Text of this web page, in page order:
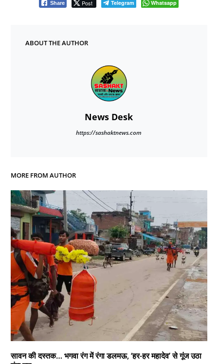
Share Post Telegram Whatsapp
ABOUT THE AUTHOR
News Desk
https://sashaktnews.com
MORE FROM AUTHOR
सावन की दस्तक… भगवा रंग में रंगा डलमऊ, ‘हर-हर महादेव’ से गूंज उठा